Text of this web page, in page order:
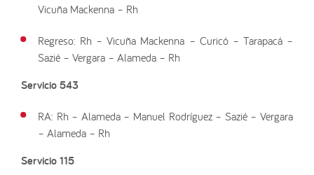
Vicuña Mackenna – Rh
Regreso: Rh – Vicuña Mackenna – Curicó – Tarapacá –
Sazié – Vergara – Alameda – Rh
Servicio 543
RA: Rh – Alameda – Manuel Rodríguez – Sazié – Vergara
– Alameda – Rh
Servicio 115